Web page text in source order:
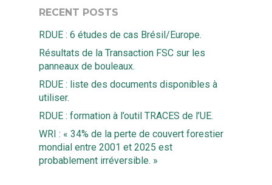
RECENT POSTS
RDUE : 6 études de cas Brésil/Europe.
Résultats de la Transaction FSC sur les
panneaux de bouleaux.
RDUE : liste des documents disponibles à
utiliser.
RDUE : formation à l’outil TRACES de l’UE.
WRI : « 34% de la perte de couvert forestier
mondial entre 2001 et 2025 est
probablement irréversible. »